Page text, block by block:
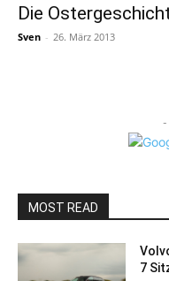
Die
Sven - 26. März 2013
-
MOST READ
7